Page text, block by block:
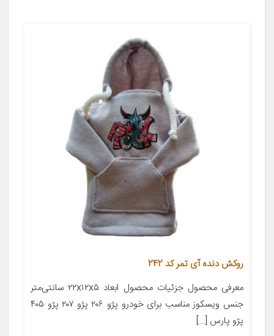
روکش دنده آی تمر کد 242
معرفی محصول جزئیات محصول ابعاد ۲۲x۱۲x۵ سانتی‌متر
جنس ویسکوز مناسب برای خودرو پژو ۲۰۶ پژو ۲۰۷ پژو ۴۰۵
پژو پارس […]